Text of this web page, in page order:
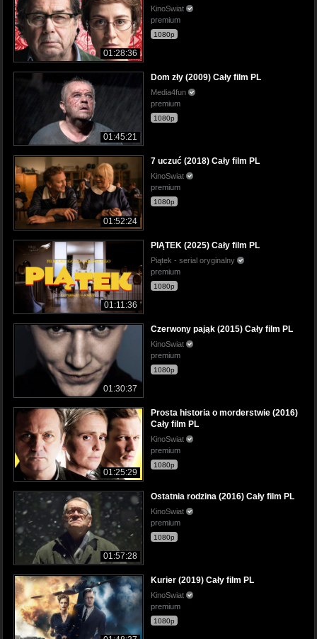
01:28:36
KinoSwiat
premium
1080p
01:45:21
Dom zły (2009) Cały film PL
Media4fun
premium
1080p
01:52:24
7 uczuć (2018) Cały film PL
KinoSwiat
premium
1080p
01:11:36
PIĄTEK (2025) Cały film PL
Piątek - serial oryginalny
premium
1080p
01:30:37
Czerwony pająk (2015) Cały film PL
KinoSwiat
premium
1080p
01:25:29
Prosta historia o morderstwie (2016)
Cały film PL
KinoSwiat
premium
1080p
01:57:28
Ostatnia rodzina (2016) Cały film PL
KinoSwiat
premium
1080p
Kurier (2019) Cały film PL
KinoSwiat
premium
1080p